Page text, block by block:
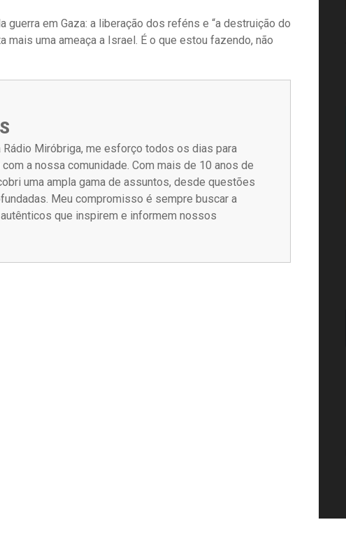
em Gaza: a liberação dos reféns e “a destruição do
mais uma ameaça a Israel. É o que estou fazendo, não
Rádio Miróbriga, me esforço todos os dias para
a nossa comunidade. Com mais de 10 anos de
uma ampla gama de assuntos, desde questões
Meu compromisso é sempre buscar a
que inspirem e informem nossos